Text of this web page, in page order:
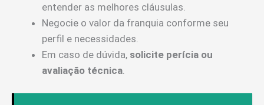
entender as melhores cláusulas.
Negocie o valor da franquia conforme seu
perfil e necessidades.
Em caso de dúvida, solicite perícia ou
avaliação técnica